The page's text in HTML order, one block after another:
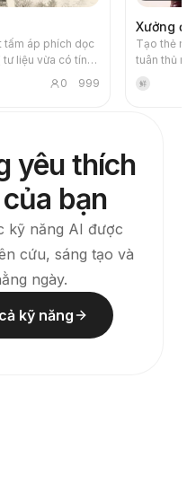
tấm áp phích dọc
tư liệu vừa có tính
bức ảnh gốc
giấy ấm hoặc
phích trang trí
mực ít, cạnh
– để cô đọng
tỷ lệ con
sáng tối, nhờ
ngay cả
ảnh đề cao sự tĩnh
khắc hiện đại.
quanh xanh
màu đá hoặc các
khi thêm một
giữ rất nhỏ, đầy
Phù hợp
bộ sưu tập di
ký ức” theo một
lại cho mỗi bức
sắc thị giác có
0 999
Xưởng
Tạo thẻ
tuân thủ
鲜
yêu thích
bạn
kỹ năng AI được
cứu, sáng tạo và
ngày.
kỹ năng